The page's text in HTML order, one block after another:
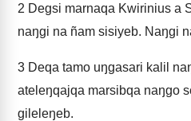
2 Degsi marnaqa Kwirinius a
naŋgi na ñam sisiyeb. Naŋgi
3 Deqa tamo uŋgasari kalil
ateleŋqajqa marsibqa naŋgo
gileleŋeb.